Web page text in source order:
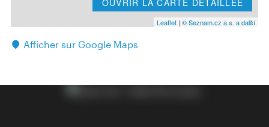
OUVRIR LA CARTE DÉTAILLÉE
Leaflet | © Seznam.cz a.s. a další
Afficher sur Google Maps